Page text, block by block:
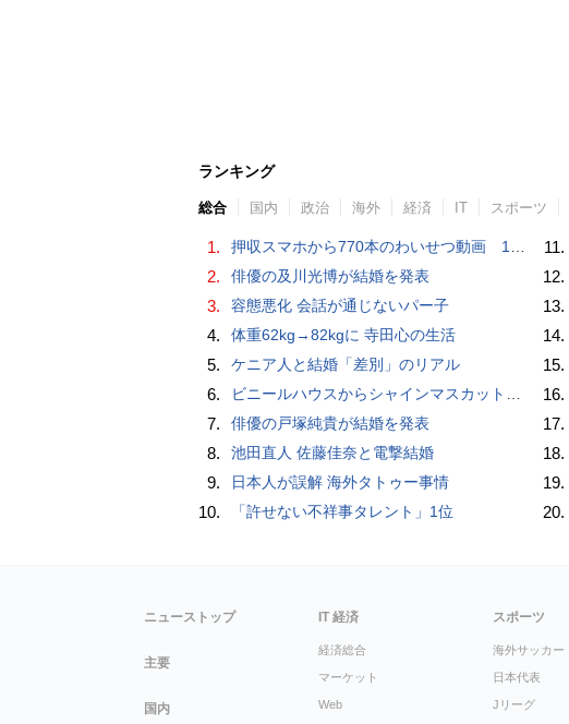
ランキング
総合 国内 政治 海外 経済 IT スポーツ
1. 押収スマホから770本のわいせつ動画 15歳少女に酒と薬飲ませ性的暴行か 54歳男を再逮捕 「薬もありますよ」とSNSで誘い出し
2. 俳優の及川光博が結婚を発表
3. 容態悪化 会話が通じないパー子
4. 体重62kg→82kgに 寺田心の生活
5. ケニア人と結婚「差別」のリアル
6. ビニールハウスからシャインマスカット約200房を盗んだ疑い ネットで販売か 無職の男（42）逮捕 岡山県警
7. 俳優の戸塚純貴が結婚を発表
8. 池田直人 佐藤佳奈と電撃結婚
9. 日本人が誤解 海外タトゥー事情
10. 「許せない不祥事タレント」1位
11.
12.
13.
14.
15.
16.
17.
18.
19.
20.
ニューストップ
主要
国内
IT 経済
経済総合
マーケット
Web
スポーツ
海外サッカー
日本代表
Jリーグ